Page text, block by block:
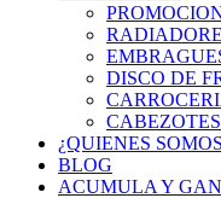
DISCO DE
CABEZOTES
¿QUIENES
BLOG
ACUMULA Y